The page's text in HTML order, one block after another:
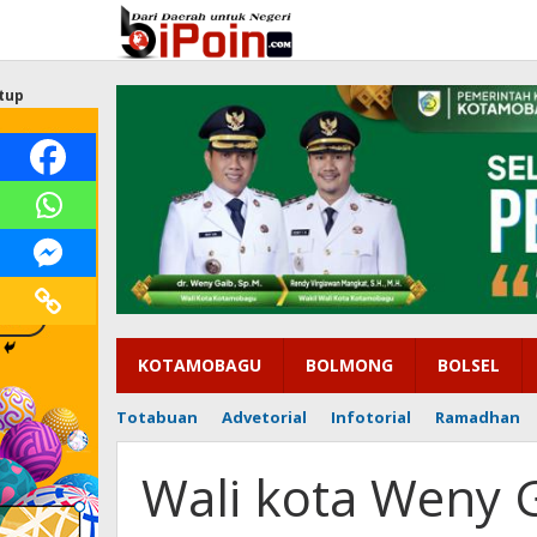
konten
KOTAMOBAGU BOLMONG BOLSEL
Totabuan Advetorial Infotorial Ramadhan
Wali kota Weny